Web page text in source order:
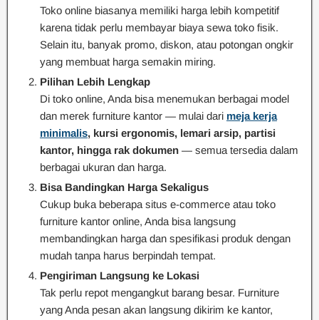
Toko online biasanya memiliki harga lebih kompetitif
karena tidak perlu membayar biaya sewa toko fisik.
Selain itu, banyak promo, diskon, atau potongan ongkir
yang membuat harga semakin miring.
Pilihan Lebih Lengkap
Di toko online, Anda bisa menemukan berbagai model
dan merek furniture kantor — mulai dari meja kerja
minimalis, kursi ergonomis, lemari arsip, partisi
kantor, hingga rak dokumen — semua tersedia dalam
berbagai ukuran dan harga.
Bisa Bandingkan Harga Sekaligus
Cukup buka beberapa situs e-commerce atau toko
furniture kantor online, Anda bisa langsung
membandingkan harga dan spesifikasi produk dengan
mudah tanpa harus berpindah tempat.
Pengiriman Langsung ke Lokasi
Tak perlu repot mengangkut barang besar. Furniture
yang Anda pesan akan langsung dikirim ke kantor,